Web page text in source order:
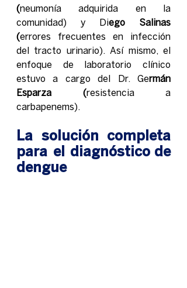
(neumonía adquirida en la
comunidad) y Diego Salinas
(errores frecuentes en infección
del tracto urinario). Así mismo, el
enfoque de laboratorio clínico
estuvo a cargo del Dr. Germán
Esparza (resistencia a
carbapenems).
La solución completa
para el diagnóstico de
dengue